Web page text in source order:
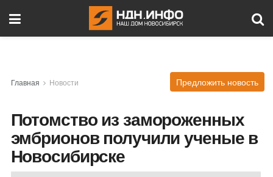
Главная Новости Предложить новость
Потомство из замороженных
эмбрионов получили ученые в
Новосибирске